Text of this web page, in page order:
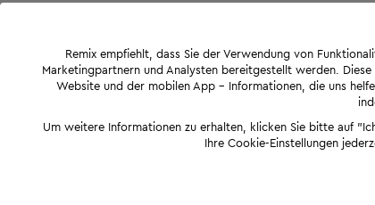
Remix empfiehlt, dass Sie der Verwendung von
Marketingpartnern und Analysten bereitgestellt werden.
Website und der mobilen App - Informationen, die uns
Um weitere Informationen zu erhalten, klicken Sie bitte auf
Ihre Cookie-Einstellungen